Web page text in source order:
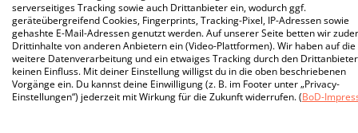
serverseitiges Tracking sowie auch Drittanbieter ein, wodurch ggf.
geräteübergreifend Cookies, Fingerprints, Tracking-Pixel, IP-Adressen sowie
gehashte E-Mail-Adressen genutzt werden. Auf unserer Seite betten wir
Drittinhalte von anderen Anbietern ein (Video-Plattformen). Wir haben auf die
weitere Datenverarbeitung und ein etwaiges Tracking durch den Drittanbieter
keinen Einfluss. Mit deiner Einstellung willigst du in die oben beschriebenen
Vorgänge ein. Du kannst deine Einwilligung (z. B. im Footer unter „Privacy-
Einstellungen“) jederzeit mit Wirkung für die Zukunft widerrufen. (BoD-